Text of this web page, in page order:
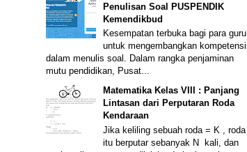
Penulisan Soal PUSPENDIK
Kemendikbud
Kesempatan terbuka bagi para guru
untuk mengembangkan kompetensi
dalam menulis soal. Dalam rangka penjaminan
mutu pendidikan, Pusat...
Matematika Kelas VIII : Panjang
Lintasan dari Perputaran Roda
Kendaraan
Jika keliling sebuah roda = K , roda
itu berputar sebanyak N kali, dan